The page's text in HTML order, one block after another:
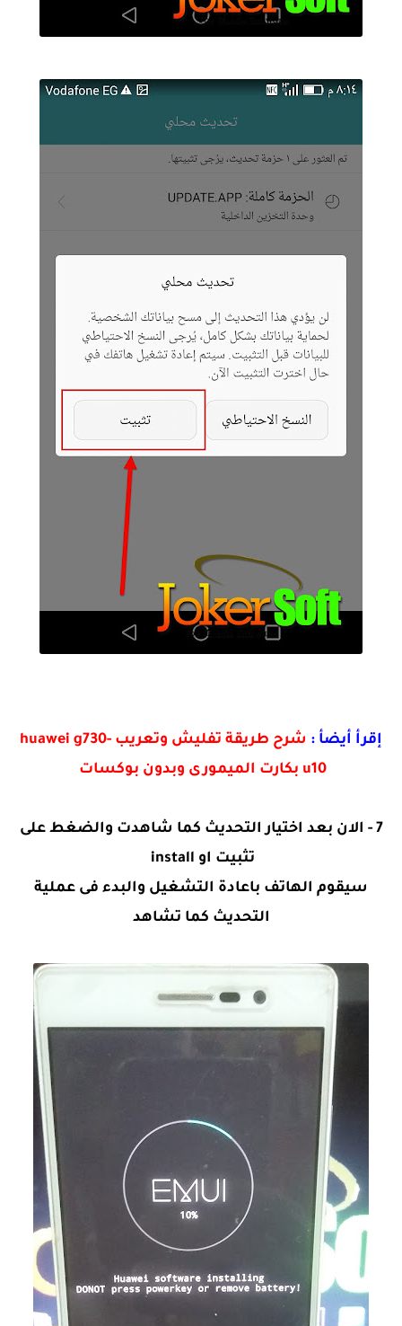
إقرأ أيضأ :
شرح طريقة تفليش وتعريب huawei g730-
u10 بكارت الميمورى وبدون بوكسات
7 - الان بعد اختيار التحديث كما شاهدت والضغط على
تثبيت او install
سيقوم الهاتف باعادة التشغيل والبدء فى عملية
التحديث كما تشاهد